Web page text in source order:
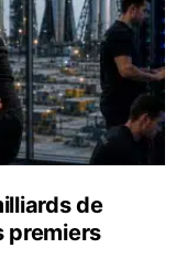
de
premiers